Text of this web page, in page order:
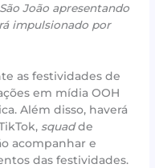
João apresentando
impulsionado por
as festividades de
em mídia OOH
Além disso, haverá
squadde
acompanhar e
das festividades.